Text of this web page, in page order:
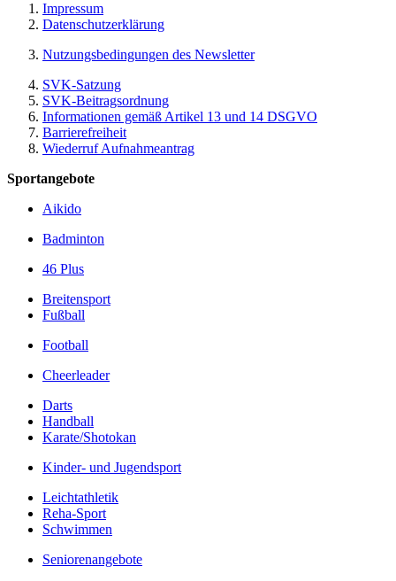
Impressum
Datenschutzerklärung
Nutzungsbedingungen des Newsletter
SVK-Satzung
SVK-Beitragsordnung
Informationen gemäß Artikel 13 und 14 DSGVO
Barrierefreiheit
Wiederruf Aufnahmeantrag
Sportangebote
Aikido
Badminton
46 Plus
Breitensport
Fußball
Football
­Cheerleader
Darts
Handball
Karate/­Shotokan
Kinder- und Jugendsport
Leichtathletik
Reha-Sport
Schwimmen
Seniorenangebote